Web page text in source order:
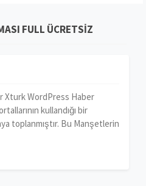
FULL ÜCRETSIZ
Xturk WordPress Haber
kullandığı bir
toplanmıştır. Bu Manşetlerin